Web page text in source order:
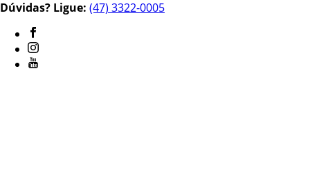
Dúvidas? Ligue: (47) 3322-0005